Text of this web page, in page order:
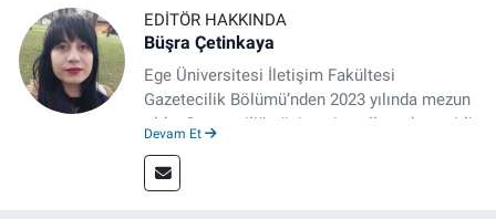
EDITÖR HAKKINDA
Büşra Çetinkaya
Ege Üniversitesi İletişim Fakültesi
Gazetecilik Bölümü’nden 2023 yılında mezun
oldu. Gazeteciliğe üniversite yıllarında çeşitli
Meslek hayatına 2023'te İzmir'de başlayan
gazeteci, halen izgazete.net’te editör olarak
Devam Et